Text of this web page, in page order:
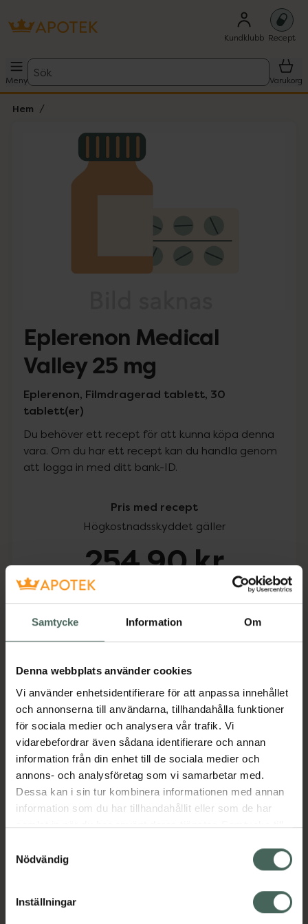
Samtycke Information Om
Denna webbplats använder cookies
Vi använder enhetsidentifierare för att anpassa innehållet
och annonserna till användarna, tillhandahålla funktioner
för sociala medier och analysera vår trafik. Vi
vidarebefordrar även sådana identifierare och annan
information från din enhet till de sociala medier och
annons- och analysföretag som vi samarbetar med.
Dessa kan i sin tur kombinera informationen med annan
information som du har tillhandahållit eller som de har
samlat in när du har använt deras tjänster. Samtycke till
återkalla ditt samtycke via webbplatsens
cookieinställningar. Ett återkallat samtycke påverkar inte
lagligheten av behandling som skett innan återkallelsen.
Nödvändig
Inställningar
Kundklubb Recept
Meny
Sök
Varukorg
Hem
Lista: . Innehåller 1 objekt.
Eplerenon Medical
Valley 25 mg
Eplerenon, Filmdragerad tablett, 30
tablett(er)
Du behöver ett recept för att kunna köpa denna
vara. Om du har ett recept kan du handla genom
att logga in med ditt bank-ID.
Pris med recept
Högkostnadsskyddet gäller
254,90 kr
Köp via ditt recept
Aktuella erbjudanden
Beskrivning Dölj
Läs alltid bipacksedeln innan
användning.
EAN:07046265502128
Bipacksedel från FASS Visa